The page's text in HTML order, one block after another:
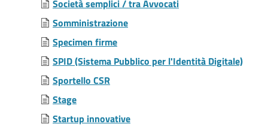
Società semplici / tra Avvocati
Somministrazione
Specimen firme
SPID (Sistema Pubblico per l'Identità Digitale)
Sportello CSR
Stage
Startup innovative